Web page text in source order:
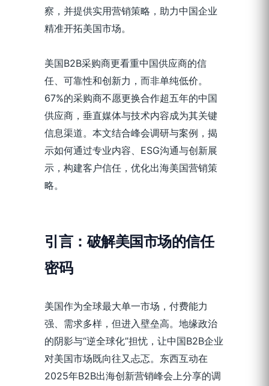
察，并提供实用营销策略，助力中国企业
精准开拓美国市场。
美国B2B采购商更看重中国供应商的信
任、可靠性和创新力，而非单纯低价。
67%的采购商不愿更换合作超五年的中国
供应商，垂直媒体与技术内容成为其关键
信息渠道。本文结合峰会调研与案例，揭
示如何通过专业内容、ESG沟通与创新展
示，构建客户信任，优化出海美国营销策
略。
引言：破解美国市场的信任
密码
美国作为全球最大单一市场，付费能力
强、需求多样，但进入壁垒高。地缘政治
的阴影与“逆全球化”担忧，让中国B2B企业
对美国市场既向往又忐忑。东西互动在
2025年B2B出海创新营销峰会上分享的调